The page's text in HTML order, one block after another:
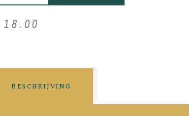
18. 00
BESCHRIJVING